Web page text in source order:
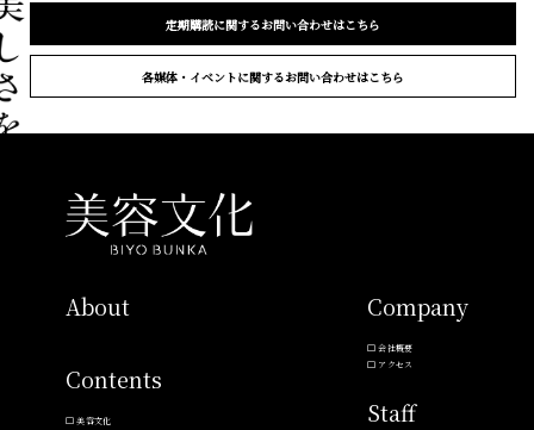
定期購読に関するお問い合わせはこちら
各媒体・イベントに関するお問い合わせはこちら
About
Contents
美容文化
Company
会社概要
アクセス
Staff